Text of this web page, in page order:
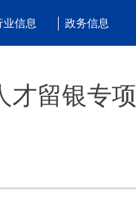
业信息 政务信息
才留银专项